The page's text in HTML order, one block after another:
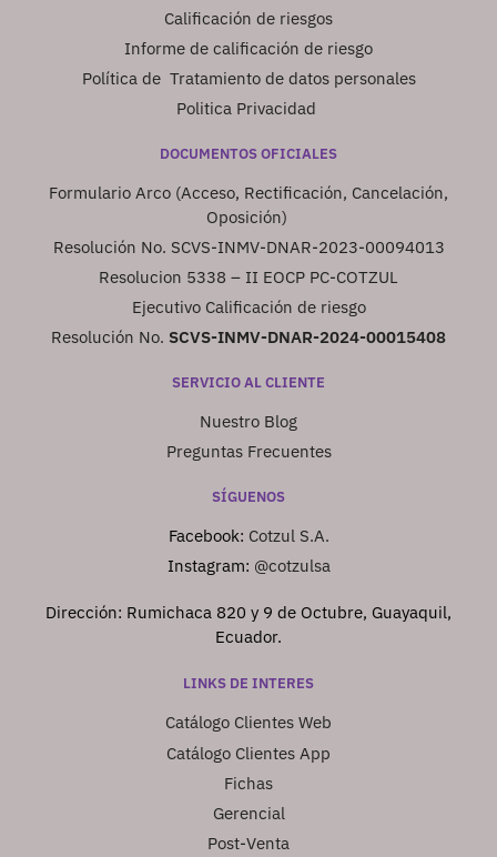
Calificación de riesgos
Informe de calificación de riesgo
Política de Tratamiento de datos personales
Politica Privacidad
DOCUMENTOS OFICIALES
Formulario Arco (Acceso, Rectificación, Cancelación,
Oposición)
Resolución No. SCVS-INMV-DNAR-2023-00094013
Resolucion 5338 – II EOCP PC-COTZUL
Ejecutivo Calificación de riesgo
Resolución No. SCVS-INMV-DNAR-2024-00015408
SERVICIO AL CLIENTE
Nuestro Blog
Preguntas Frecuentes
SÍGUENOS
Facebook: Cotzul S.A.
Instagram: @cotzulsa
Dirección: Rumichaca 820 y 9 de Octubre, Guayaquil,
Ecuador.
LINKS DE INTERES
Catálogo Clientes Web
Catálogo Clientes App
Fichas
Gerencial
Post-Venta